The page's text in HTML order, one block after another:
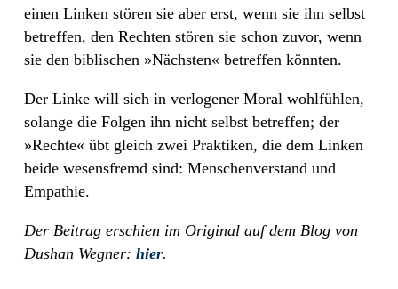
einen Linken stören sie aber erst, wenn sie ihn selbst
betreffen, den Rechten stören sie schon zuvor, wenn
sie den biblischen »Nächsten« betreffen könnten.
Der Linke will sich in verlogener Moral wohlfühlen,
solange die Folgen ihn nicht selbst betreffen; der
»Rechte« übt gleich zwei Praktiken, die dem Linken
beide wesensfremd sind: Menschenverstand und
Empathie.
Der Beitrag erschien im Original auf dem Blog von
Dushan Wegner: hier.